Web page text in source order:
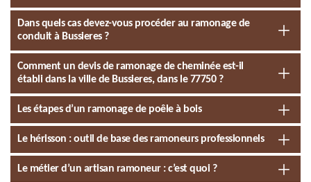
Dans quels cas devez-vous procéder au ramonage de
conduit à Bussieres ?
Comment un devis de ramonage de cheminée est-il
établi dans la ville de Bussieres, dans le 77750 ?
Les étapes d’un ramonage de poêle à bois
Le hérisson : outil de base des ramoneurs professionnels
Le métier d’un artisan ramoneur : c’est quoi ?